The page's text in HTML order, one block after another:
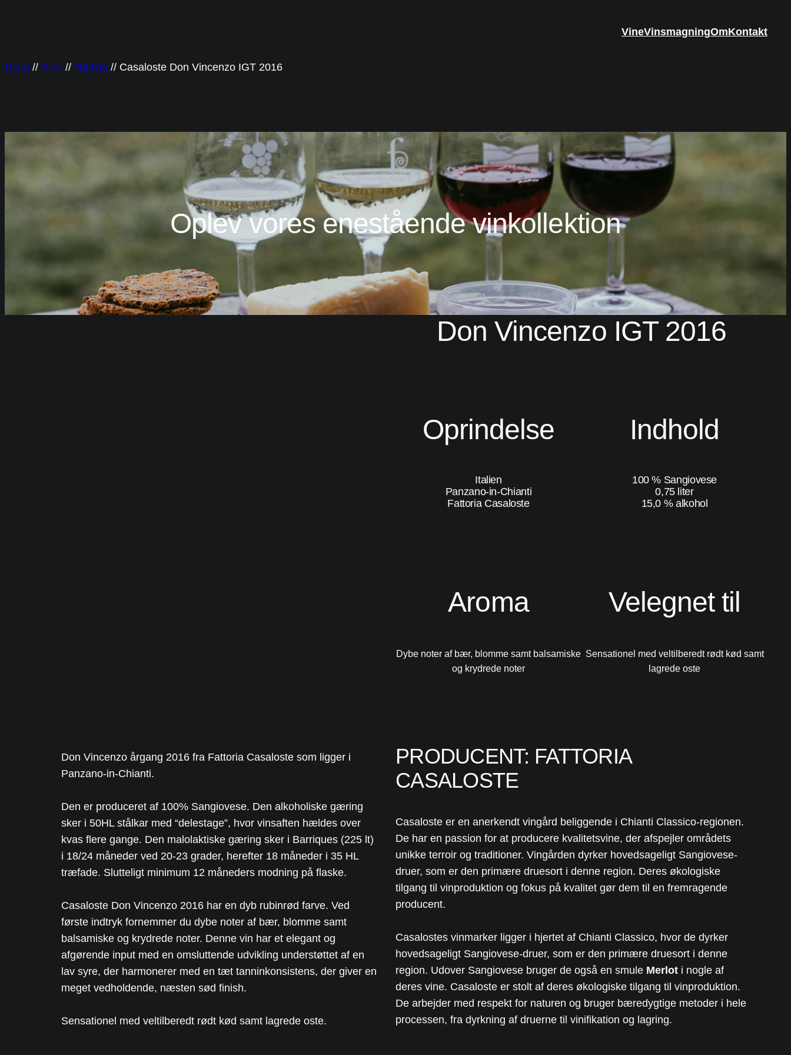
VineVinsmagningOmKontakt
Hjem // Vine // Rødvin // Casaloste Don Vincenzo IGT 2016
Oplev vores enestående vinkollektion
Don Vincenzo IGT 2016
Oprindelse
Italien
Panzano-in-Chianti
Fattoria Casaloste
Indhold
100 % Sangiovese
0,75 liter
15,0 % alkohol
Aroma
Dybe noter af bær, blomme samt balsamiske
og krydrede noter
Velegnet til
Sensationel med veltilberedt rødt kød samt
lagrede oste
Don Vincenzo årgang 2016 fra Fattoria Casaloste som ligger i
Panzano-in-Chianti.
Den er produceret af 100% Sangiovese. Den alkoholiske gæring
sker i 50HL stålkar med “delestage”, hvor vinsaften hældes over
kvas flere gange. Den malolaktiske gæring sker i Barriques (225 lt)
i 18/24 måneder ved 20-23 grader, herefter 18 måneder i 35 HL
træfade. Slutteligt minimum 12 måneders modning på flaske.
Casaloste Don Vincenzo 2016 har en dyb rubinrød farve. Ved
første indtryk fornemmer du dybe noter af bær, blomme samt
balsamiske og krydrede noter. Denne vin har et elegant og
afgørende input med en omsluttende udvikling understøttet af en
lav syre, der harmonerer med en tæt tanninkonsistens, der giver en
meget vedholdende, næsten sød finish.
Sensationel med veltilberedt rødt kød samt lagrede oste.
PRODUCENT: FATTORIA
CASALOSTE
Casaloste er en anerkendt vingård beliggende i Chianti Classico-regionen.
De har en passion for at producere kvalitetsvine, der afspejler områdets
unikke terroir og traditioner. Vingården dyrker hovedsageligt Sangiovese-
druer, som er den primære druesort i denne region. Deres økologiske
tilgang til vinproduktion og fokus på kvalitet gør dem til en fremragende
producent.
Casalostes vinmarker ligger i hjertet af Chianti Classico, hvor de dyrker
hovedsageligt Sangiovese-druer, som er den primære druesort i denne
region. Udover Sangiovese bruger de også en smule Merlot i nogle af
deres vine. Casaloste er stolt af deres økologiske tilgang til vinproduktion.
De arbejder med respekt for naturen og bruger bæredygtige metoder i hele
processen, fra dyrkning af druerne til vinifikation og lagring.